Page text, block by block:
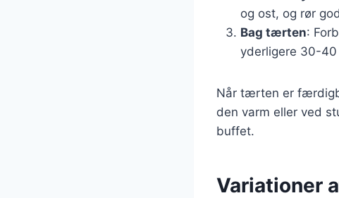
og ost, og rør
Bag tærten:
yderligere 30-
Når tærten er
den varm eller ved
buffet.
Variationer